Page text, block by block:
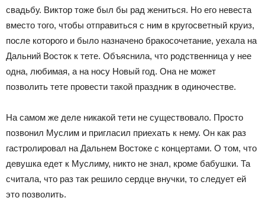
свадьбу. Виктор тоже был бы рад жениться. Но его невеста
вместо того, чтобы отправиться с ним в кругосветный круиз,
после которого и было назначено бракосочетание, уехала на
Дальний Восток к тете. Объяснила, что родственница у нее
одна, любимая, а на носу Новый год. Она не может
позволить тете провести такой праздник в одиночестве.
На самом же деле никакой тети не существовало. Просто
позвонил Муслим и пригласил приехать к нему. Он как раз
гастролировал на Дальнем Востоке с концертами. О том, что
девушка едет к Муслиму, никто не знал, кроме бабушки. Та
считала, что раз так решило сердце внучки, то следует ей
это позволить.